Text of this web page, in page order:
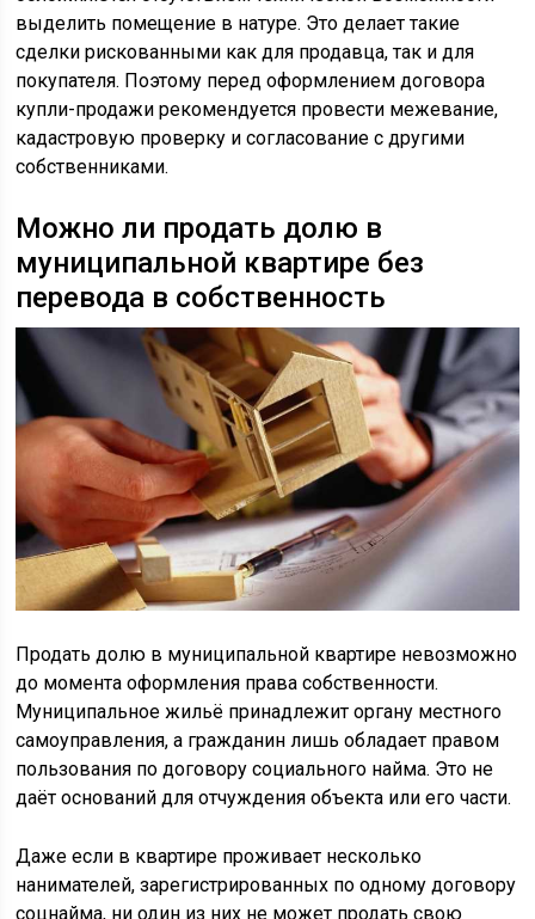
выделить помещение в натуре. Это делает такие
сделки рискованными как для продавца, так и для
покупателя. Поэтому перед оформлением договора
купли-продажи рекомендуется провести межевание,
кадастровую проверку и согласование с другими
собственниками.
Можно ли продать долю в
муниципальной квартире без
перевода в собственность
Продать долю в муниципальной квартире невозможно
до момента оформления права собственности.
Муниципальное жильё принадлежит органу местного
самоуправления, а гражданин лишь обладает правом
пользования по договору социального найма. Это не
даёт оснований для отчуждения объекта или его части.
Даже если в квартире проживает несколько
нанимателей, зарегистрированных по одному договору
соцнайма, ни один из них не может продать свою